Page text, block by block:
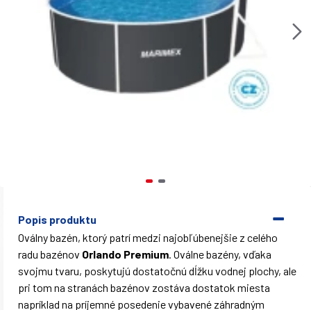
Popis produktu
Oválny bazén, ktorý patrí medzi najobľúbenejšie z celého
radu bazénov Orlando Premium. Oválne bazény, vďaka
svojmu tvaru, poskytujú dostatočnú dĺžku vodnej plochy, ale
pri tom na stranách bazénov zostáva dostatok miesta
napríklad na príjemné posedenie vybavené záhradným